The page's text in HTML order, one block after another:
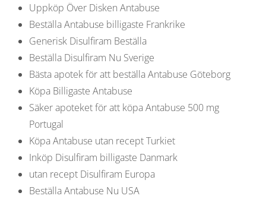
Uppköp Över Disken Antabuse
Beställa Antabuse billigaste Frankrike
Generisk Disulfiram Beställa
Beställa Disulfiram Nu Sverige
Bästa apotek för att beställa Antabuse Göteborg
Köpa Billigaste Antabuse
Säker apoteket för att köpa Antabuse 500 mg
Portugal
Köpa Antabuse utan recept Turkiet
Inköp Disulfiram billigaste Danmark
utan recept Disulfiram Europa
Beställa Antabuse Nu USA